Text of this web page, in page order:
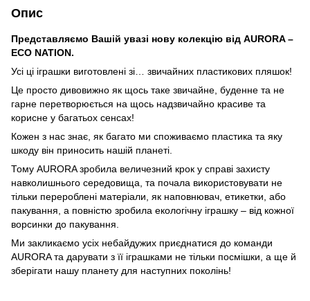
Опис
Представляємо Вашій увазі нову колекцію від AURORA –
ECO NATION.
Усі ці іграшки виготовлені зі… звичайних пластикових пляшок!
Це просто дивовижно як щось таке звичайне, буденне та не
гарне перетворюється на щось надзвичайно красиве та
корисне у багатьох сенсах!
Кожен з нас знає, як багато ми споживаємо пластика та яку
шкоду він приносить нашій планеті.
Тому AURORA зробила величезний крок у справі захисту
навколишнього середовища, та почала використовувати не
тільки перероблені матеріали, як наповнювач, етикетки, або
пакування, а повністю зробила екологічну іграшку – від кожної
ворсинки до пакування.
Ми закликаємо усіх небайдужих приєднатися до команди
AURORA та дарувати з її іграшками не тільки посмішки, а ще й
зберігати нашу планету для наступних поколінь!